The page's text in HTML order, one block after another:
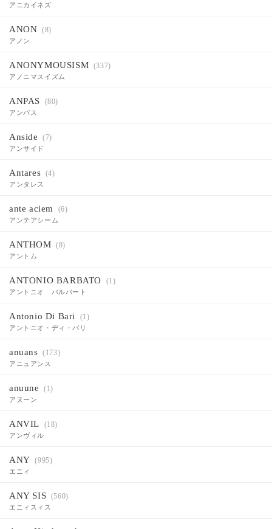
アニカイネズ
ANON (8)
アノン
ANONYMOUSISM (337)
アノニマスイズム
ANPAS (80)
アンパス
Anside (7)
アンサイド
Antares (4)
アンタレス
ante aciem (6)
アンテアシーム
ANTHOM (8)
アントム
ANTONIO BARBATO (1)
アントニオ バルバート
Antonio Di Bari (1)
アントニオ・ディ・バリ
anuans (173)
アニュアンス
anuune (1)
アヌーン
ANVIL (18)
アンヴィル
ANY (995)
エニィ
ANY SIS (560)
エニィスィス